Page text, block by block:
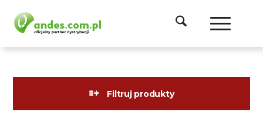
Filtruj produkty